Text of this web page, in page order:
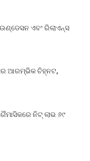
ଏବଂ ରିଲାଏନ୍ସ
ଆରମ୍ଭିକ ଚିହ୍ନଟ,
ନିଟ୍ ଲାଭ ୬୯